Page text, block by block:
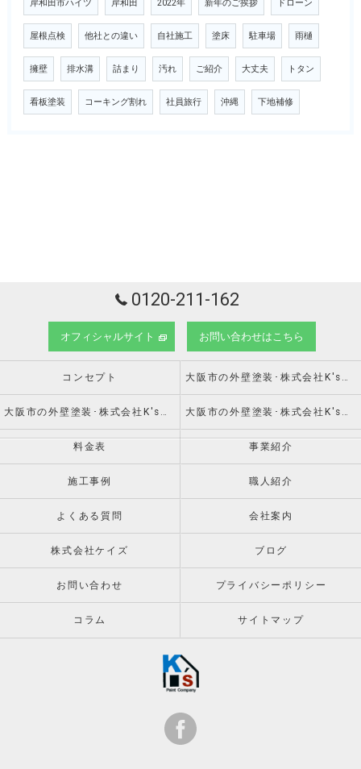
岸和田市ハイツ 岸和田 2022年 新年のご挨拶 ドローン
屋根点検 他社との違い 自社施工 塗床 駐車場 雨樋
擁壁 排水溝 詰まり 汚れ ご紹介 大丈夫 トタン
看板塗装 コーキング割れ 社員旅行 沖縄 下地補修
0120-211-162
オフィシャルサイト お問い合わせはこちら
コンセプト 大阪市の外壁塗装･株式会社K'sの口コミ情報
大阪市の外壁塗装･株式会社K'sの評判 大阪市の外壁塗装･株式会社K'sのお客様の声
料金表 事業紹介
施工事例 職人紹介
よくある質問 会社案内
株式会社ケイズ ブログ
お問い合わせ プライバシーポリシー
コラム サイトマップ